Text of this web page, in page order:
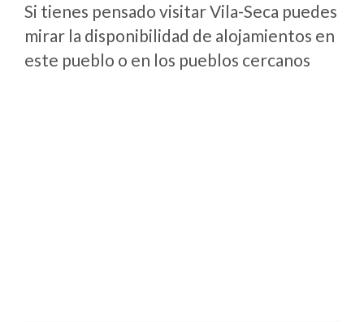
Si tienes pensado visitar Vila-Seca puedes
mirar la disponibilidad de alojamientos en
este pueblo o en los pueblos cercanos